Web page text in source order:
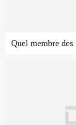
Quel membre